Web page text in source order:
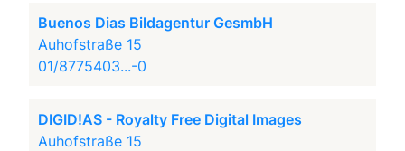
Buenos Dias Bildagentur GesmbH
Auhofstraße 15
01/8775403...-0
DIGID!AS - Royalty Free Digital Images
Auhofstraße 15